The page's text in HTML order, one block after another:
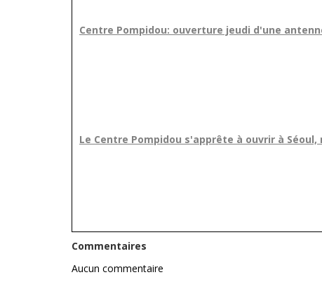
Centre Pompidou: ouverture jeudi d'une
Le Centre Pompidou s'apprête à ouvrir à
Commentaires
Aucun commentaire